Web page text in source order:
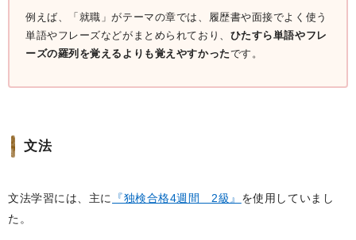
例えば、「就職」がテーマの章では、履歴書や面接でよく使う
単語やフレーズなどがまとめられており、 ひたすら単語やフレ
ーズの羅列を覚えるよりも覚えやすかったです。
文法
文法学習には、主に 『独検合格4週間 2級』 を使用していまし
た。